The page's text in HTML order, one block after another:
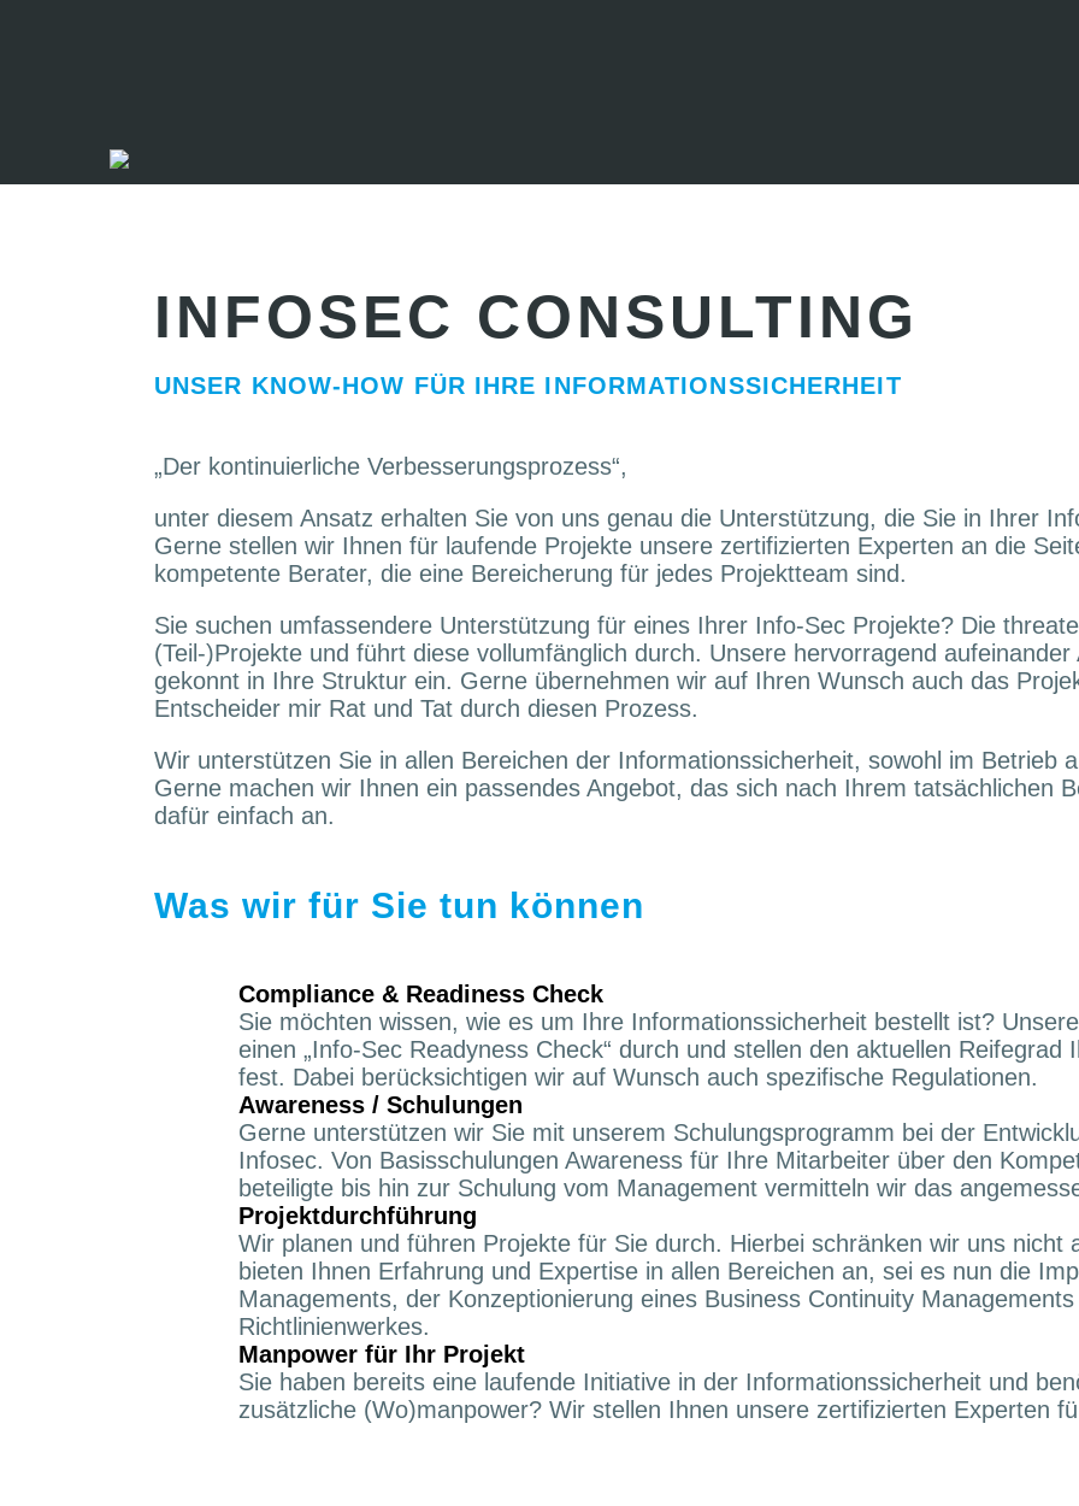
INFOSEC CONSULTING
UNSER KNOW-HOW FÜR IHRE INFORMATIONSSICHERHEIT
„Der kontinuierliche Verbesserungsprozess“,
unter diesem Ansatz erhalten Sie von uns genau die Unterstützung, die Sie in Ihrer
Gerne stellen wir Ihnen für laufende Projekte unsere zertifizierten Experten an die
kompetente Berater, die eine Bereicherung für jedes Projektteam sind.
Sie suchen umfassendere Unterstützung für eines Ihrer Info-Sec Projekte? Die
(Teil-)Projekte und führt diese vollumfänglich durch. Unsere hervorragend
gekonnt in Ihre Struktur ein. Gerne übernehmen wir auf Ihren Wunsch auch das
Entscheider mir Rat und Tat durch diesen Prozess.
Wir unterstützen Sie in allen Bereichen der Informationssicherheit, sowohl im Betrieb
Gerne machen wir Ihnen ein passendes Angebot, das sich nach Ihrem tatsächlichen
dafür einfach an.
Was wir für Sie tun können
Compliance & Readiness Check
Sie möchten wissen, wie es um Ihre Informationssicherheit bestellt ist?
einen „Info-Sec Readyness Check“ durch und stellen den aktuellen Reifegrad
fest. Dabei berücksichtigen wir auf Wunsch auch spezifische Regulationen.
Awareness / Schulungen
Gerne unterstützen wir Sie mit unserem Schulungsprogramm bei der
Infosec. Von Basisschulungen Awareness für Ihre Mitarbeiter über den
beteiligte bis hin zur Schulung vom Management vermitteln wir das
Projektdurchführung
Wir planen und führen Projekte für Sie durch. Hierbei schränken wir uns nicht
bieten Ihnen Erfahrung und Expertise in allen Bereichen an, sei es nun die
Managements, der Konzeptionierung eines Business Continuity
Richtlinienwerkes.
Manpower für Ihr Projekt
Sie haben bereits eine laufende Initiative in der Informationssicherheit und
zusätzliche (Wo)manpower? Wir stellen Ihnen unsere zertifizierten Experten